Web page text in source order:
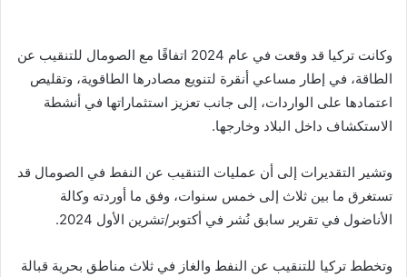
وكانت تركيا قد وقعت في عام 2024 اتفاقًا مع الصومال للتنقيب عن
الطاقة، في إطار مساعي أنقرة لتنويع مصادرها الطاقوية، وتقليص
اعتمادها على الواردات، إلى جانب تعزيز استثماراتها في أنشطة
الاستكشاف داخل البلاد وخارجها.
وتشير التقديرات إلى أن عمليات التنقيب عن النفط في الصومال قد
تستغرق ما بين ثلاث إلى خمس سنوات، وفق ما أوردته وكالة
الأناضول في تقرير سابق نُشر في أكتوبر/تشرين الأول 2024.
وتخطط تركيا للتنقيب عن النفط والغاز في ثلاث مناطق بحرية قبالة